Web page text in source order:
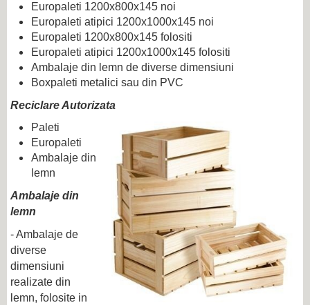
Europaleti 1200x800x145 noi
Europaleti atipici 1200x1000x145 noi
Europaleti 1200x800x145 folositi
Europaleti atipici 1200x1000x145 folositi
Ambalaje din lemn de diverse dimensiuni
Boxpaleti metalici sau din PVC
Reciclare Autorizata
Paleti
Europaleti
Ambalaje din
lemn
Ambalaje din
lemn
- Ambalaje de
diverse
dimensiuni
realizate din
lemn, folosite in